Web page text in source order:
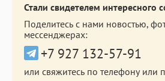
Стали свидетелем интересного
Поделитесь с нами новостью,
мессенджерах:
+7 927 132-57-91
или свяжитесь по телефону или